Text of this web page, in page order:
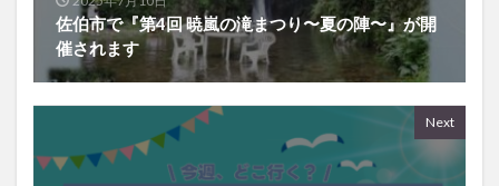
佐伯市で『第4回 暁嵐の滝まつり〜夏の陣〜』が開
催されます
Next